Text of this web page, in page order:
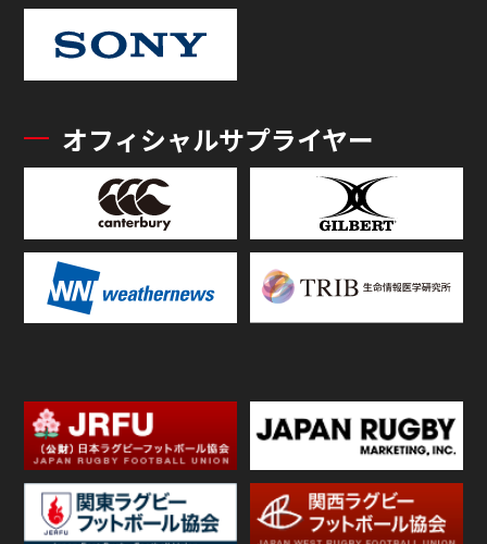
オフィシャルサプライヤー